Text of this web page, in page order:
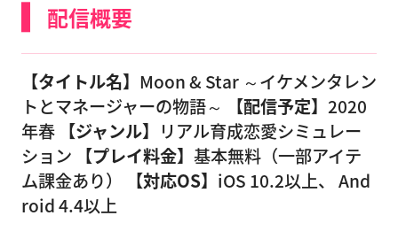
配信概要
【タイトル名】 Moon & Star ～イケメンタレン
トとマネージャーの物語～
【配信予定】 2020
年春 【ジャンル】 リアル育成恋愛シミュレー
ション
【プレイ料金】 基本無料（一部アイテ
ム課金あり）
【対応OS】 iOS 10.2以上、 And
roid 4.4以上